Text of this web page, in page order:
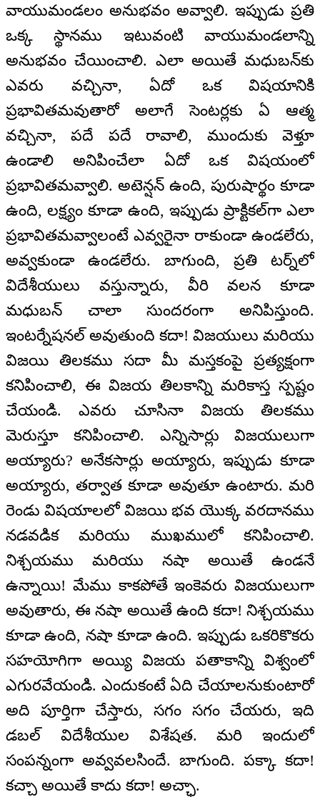
వాయుమండలం అనుభవం అవ్వాలి. ఇప్పుడు ప్రతి
ఒక్క స్థానము ఇటువంటి వాయుమండలాన్ని
అనుభవం చేయించాలి. ఎలా అయితే మధుబన్‌కు
ఎవరు వచ్చినా, ఏదో ఒక విషయానికి
ప్రభావితమవుతారో అలాగే సెంటర్లకు ఏ ఆత్మ
వచ్చినా, పదే పదే రావాలి, ముందుకు వెళ్తూ
ఉండాలి అనిపించేలా ఏదో ఒక విషయంలో
ప్రభావితమవ్వాలి. అటెన్షన్ ఉంది, పురుషార్థం కూడా
ఉంది, లక్ష్యం కూడా ఉంది, ఇప్పుడు ప్రాక్టికల్‌గా ఎలా
ప్రభావితమవ్వాలంటే ఎవ్వరైనా రాకుండా ఉండలేరు,
అవ్వకుండా ఉండలేరు. బాగుంది, ప్రతి టర్న్‌లో
విదేశీయులు వస్తున్నారు, వీరి వలన కూడా
మధుబన్ చాలా సుందరంగా అనిపిస్తుంది.
ఇంటర్నేషనల్ అవుతుంది కదా! విజయులు మరియు
విజయి తిలకము సదా మీ మస్తకంపై ప్రత్యక్షంగా
కనిపించాలి, ఈ విజయ తిలకాన్ని మరికాస్త స్పష్టం
చేయండి. ఎవరు చూసినా విజయ తిలకము
మెరుస్తూ కనిపించాలి. ఎన్నిసార్లు విజయులుగా
అయ్యారు? అనేకసార్లు అయ్యారు, ఇప్పుడు కూడా
అయ్యారు, తర్వాత కూడా అవుతూ ఉంటారు. మరి
రెండు విషయాలలో విజయి భవ యొక్క వరదానము
నడవడిక మరియు ముఖములో కనిపించాలి.
నిశ్చయము మరియు నషా అయితే ఉండనే
ఉన్నాయి! మేము కాకపోతే ఇంకెవరు విజయులుగా
అవుతారు, ఈ నషా అయితే ఉంది కదా! నిశ్చయము
కూడా ఉంది, నషా కూడా ఉంది. ఇప్పుడు ఒకరికొకరు
సహయోగిగా అయ్యి విజయ పతాకాన్ని విశ్వంలో
ఎగురవేయండి. ఎందుకంటే ఏది చేయాలనుకుంటారో
అది పూర్తిగా చేస్తారు, సగం సగం చేయరు, ఇది
డబల్ విదేశీయుల విశేషత. మరి ఇందులో
సంపన్నంగా అవ్వవలసిందే. బాగుంది. పక్కా కదా!
కచ్చా అయితే కాదు కదా! అచ్ఛా.